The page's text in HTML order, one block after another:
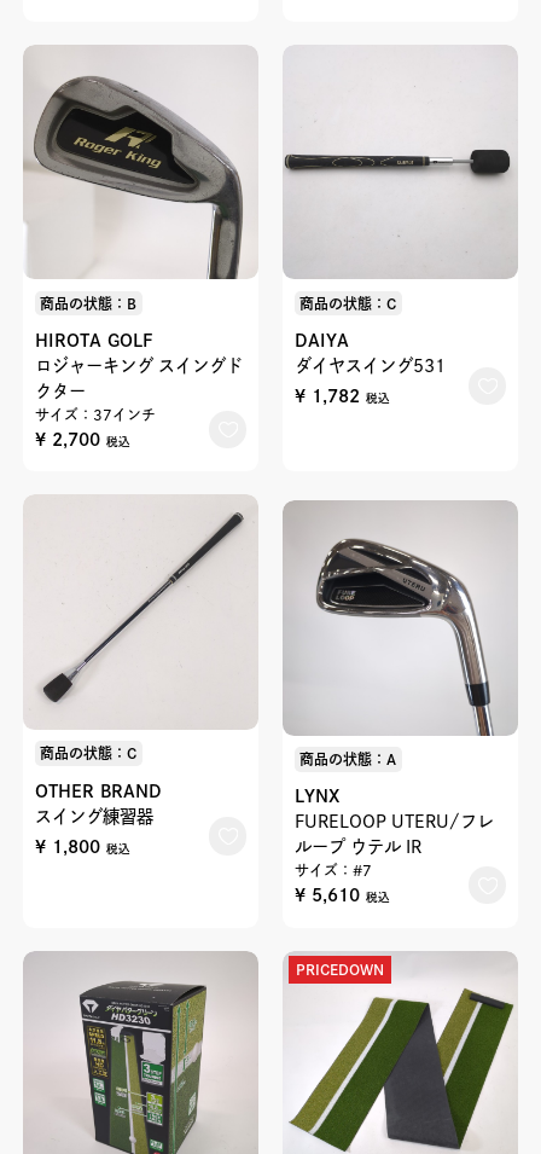
商品の状態：B
HIROTA GOLF
ロジャーキング スイングド
クター
サイズ：37インチ
¥ 2,700 税込
商品の状態：C
DAIYA
ダイヤスイング531
¥ 1,782
税込
商品の状態：C
OTHER BRAND
スイング練習器
¥ 1,800 税込
商品の状態：A
LYNX
FURELOOP UTERU/フレ
ループ ウテル IR
サイズ：#7
¥ 5,610 税込
PRICEDOWN